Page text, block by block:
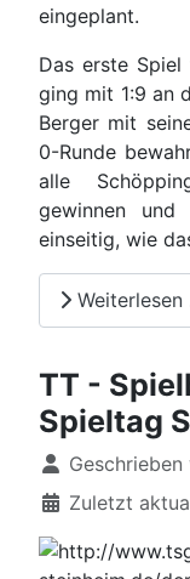
eingeplant.
Das erste Spiel
ging mit 1:9 an
Berger mit
0-Runde
alle
gewinnen
einseitig, wie
TT -
Spieltag
Details
Geschrieben
Zuletzt